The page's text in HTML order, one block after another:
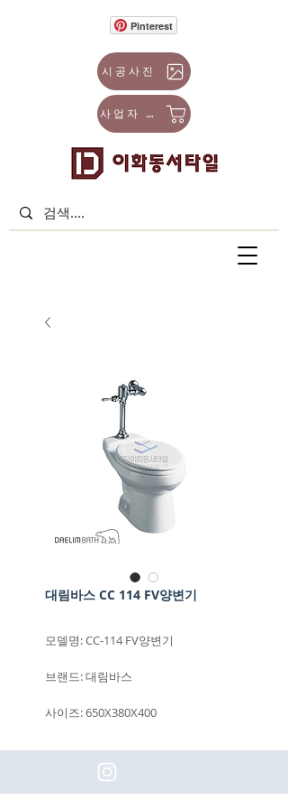
사업자 몰
시공사진
Pinterest
대림바스 CC 114 FV양변기
모델명: CC-114 FV양변기
브랜드: 대림바스
사이즈: 650X380X400